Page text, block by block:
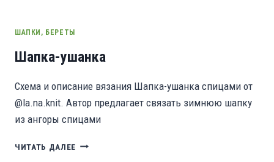
ШАПКИ, БЕРЕТЫ
Шапка-ушанка
Схема и описание вязания Шапка-ушанка спицами от
@la.na.knit. Автор предлагает связать зимнюю шапку
из ангоры спицами
ЧИТАТЬ ДАЛЕЕ ШАПКА-